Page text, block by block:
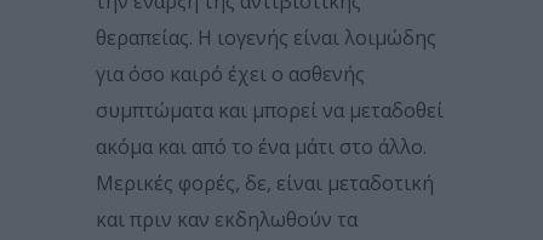
θεραπείας. Η ιογενής είναι λοιμώδης
για όσο καιρό έχει ο ασθενής
συμπτώματα και μπορεί να μεταδοθεί
ακόμα και από το ένα μάτι στο άλλο.
Μερικές φορές, δε, είναι μεταδοτική
και πριν καν εκδηλωθούν τα